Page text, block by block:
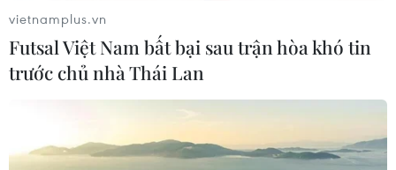
vietnamplus.vn
Futsal Việt Nam bất bại sau trận hòa khó tin
trước chủ nhà Thái Lan